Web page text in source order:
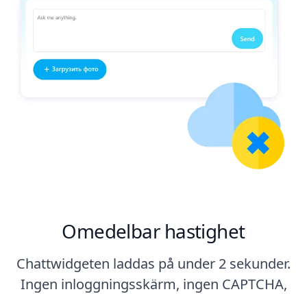
Omedelbar hastighet
Chattwidgeten laddas på under 2 sekunder.
Ingen inloggningsskärm, ingen CAPTCHA,